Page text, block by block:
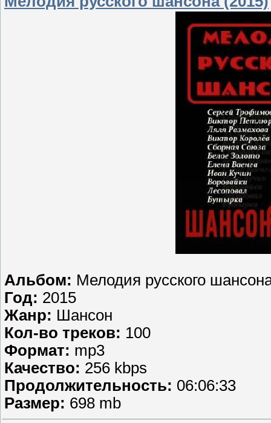
Альбом: Мелодия русского
Год: 2015
Жанр: Шансон
Кол-во треков: 100
Формат: mp3
Качество: 256 kbps
Продолжительность: 06:06:33
Размер: 698 mb